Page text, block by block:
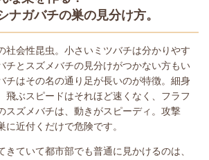
ナガバチの巣の見分け方。
社会性昆虫。小さいミツバチは分かりやす
チとスズメバチの見分けがつかない方もい
チはその名の通り足が長いのが特徴。細身
飛ぶスピードはそれほど速くなく、フラフ
スズメバチは、動きがスピーディ。攻撃
近付くだけで危険です。
きていて都市部でも普通に見かけるのは、